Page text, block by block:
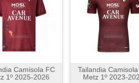
Camisola FC
1º 2025-2026
Tailandia
Metz 1º 2023-